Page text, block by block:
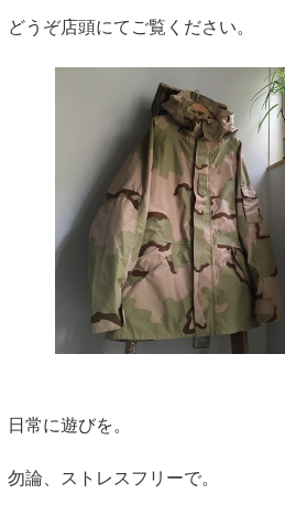
どうぞ店頭にてご覧ください。
日常に遊びを。
勿論、ストレスフリーで。